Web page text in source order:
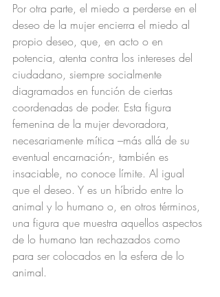
Por otra parte, el miedo a perderse en el
deseo de la mujer encierra el miedo al
propio deseo, que, en acto o en
potencia, atenta contra los intereses del
ciudadano, siempre socialmente
diagramados en función de ciertas
coordenadas de poder. Esta figura
femenina de la mujer devoradora,
necesariamente mítica –más allá de su
eventual encarnación-, también es
insaciable, no conoce límite. Al igual
que el deseo. Y es un híbrido entre lo
animal y lo humano o, en otros términos,
una figura que muestra aquellos aspectos
de lo humano tan rechazados como
para ser colocados en la esfera de lo
animal.